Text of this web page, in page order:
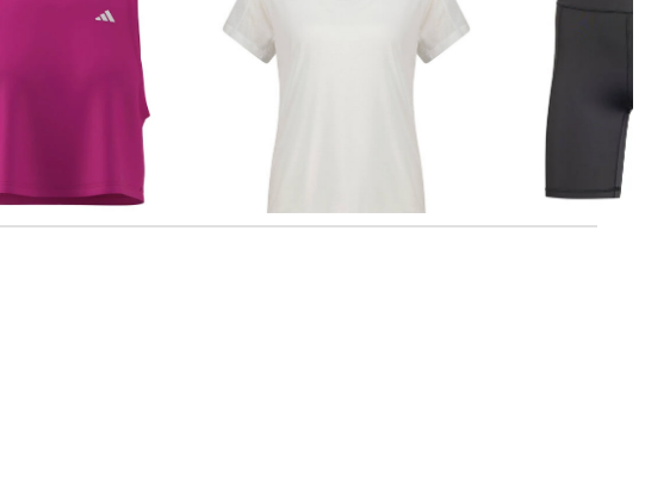
| Damen
Trainingsshirt AEROREADY
14,99 €
adidas Performance |
Trainingsshorts
40,00 €